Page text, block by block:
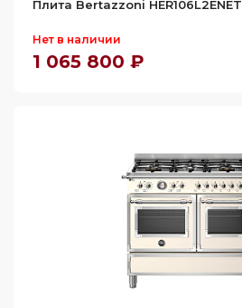
Плита Bertazzoni HER106L2ENET
Нет в наличии
1 065 800 ₽